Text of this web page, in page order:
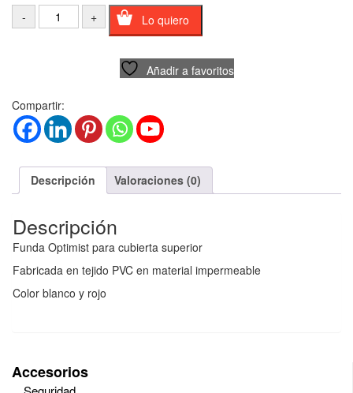
Lo quiero
Añadir a favoritos
Compartir:
Descripción Valoraciones (0)
Descripción
Funda Optimist para cubierta superior
Fabricada en tejido PVC en material impermeable
Color blanco y rojo
Accesorios